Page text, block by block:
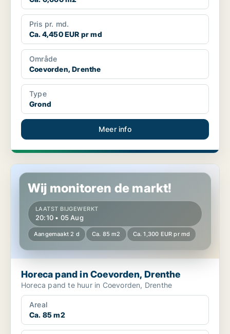
Pris pr. md.
Ca. 4,450 EUR pr md
Område
Coevorden, Drenthe
Type
Grond
Meer info
Horeca pand in Coevorden, Drenthe
Wij monitoren de markt!
LAATST BIJGEWERKT
20:10 • 05 Aug
Aangemaakt 2 d Ca. 85 m2 Ca. 1,300 EUR pr md
Horeca pand in Coevorden, Drenthe
Horeca pand te huur in Coevorden, Drenthe
Areal
Ca. 85 m2